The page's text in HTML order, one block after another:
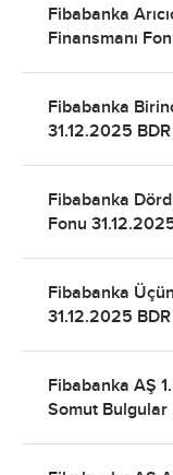
Fibabanka
Finansmanı
Fibabanka
31.12.2025 BDR
Fibabanka
Fonu
Fibabanka
31.12.2025 BDR
Fibabanka AŞ
Somut Bulgular